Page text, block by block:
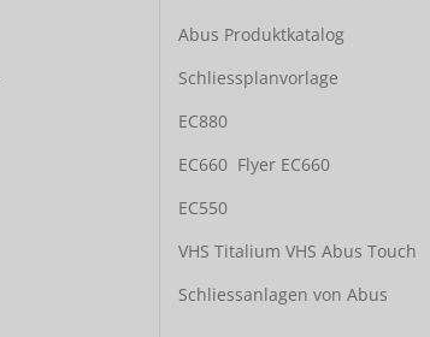
Abus Produktkatalog
Schliessplanvorlage
EC880
EC660 Flyer EC660
EC550
VHS Titalium VHS Abus Touch
Schliessanlagen von Abus